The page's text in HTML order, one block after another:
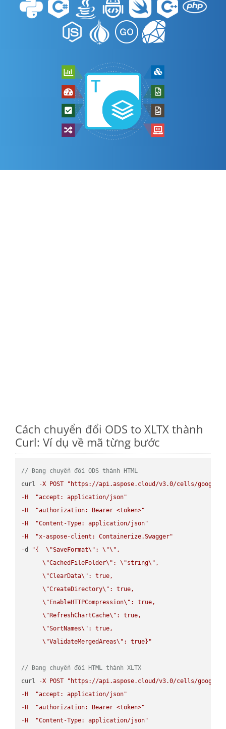
Cách chuyển đổi ODS to XLTX thành
Curl: Ví dụ về mã từng bước
// Đang chuyển đổi ODS thành HTML
curl
-X POST
"https://api.aspose.cloud/v3.0/cells/
- H
"accept: application/json"
- H
"authorization: Bearer <token>"
- H
"Content-Type: application/json"
- H
"x-aspose-client: Containerize.Swagger"
-d "{ \"SaveFormat\" : \"\" ,
\"CachedFileFolder\" : \"string\" ,
\"ClearData\" : true,
\"CreateDirectory\" : true,
\" EnableHTTPCompression\" : true,
\" RefreshChartCache\" : true,
\"SortNames\" : true,
\"ValidateMergedAreas\" : true}"
// Đang chuyển đổi HTML thành XLTX
curl
-X POST
"https://api.aspose.cloud/v3.0/cells/
- H
"accept: application/json"
- H
"authorization: Bearer <token>"
- H
"Content-Type: application/json"